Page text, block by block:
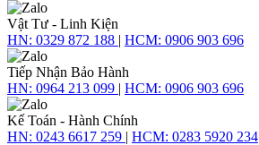
Vật Tư - Linh Kiện
HN: 0329 872 188 | HCM: 0906 903 696
Tiếp Nhận Bảo Hành
HN: 0964 213 099 | HCM: 0906 903 696
Kế Toán - Hành Chính
HN: 0243 6617 259 | HCM: 0283 5920 234